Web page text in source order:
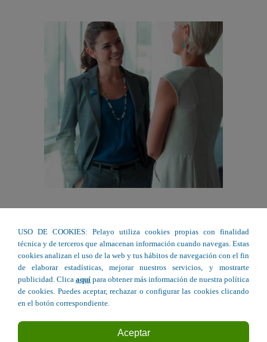
USO DE COOKIES: Pelayo utiliza cookies propias con finalidad
técnica y de terceros que almacenan información cuando navegas. Estas
cookies analizan el uso de la web y tus hábitos de navegación con el fin
de elaborar estadísticas, mejorar nuestros servicios, y mostrarte
publicidad. Clica aquí para obtener más información de nuestra política
de cookies. Puedes aceptar, rechazar o configurar las cookies clicando
en el botón correspondiente.
Aceptar